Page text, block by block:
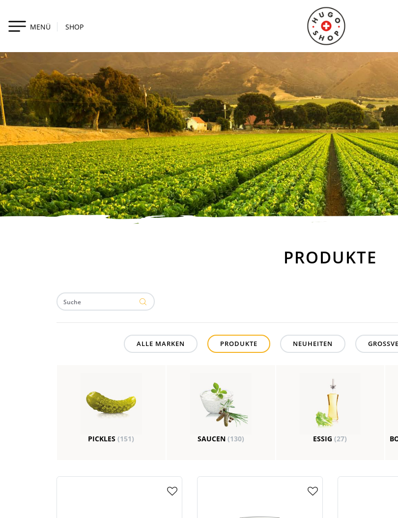
MENÜ SHOP
PRODUKTE
ALLE MARKEN PRODUKTE NEUHEITEN
PICKLES(151) SAUCEN (130) ESSIG(27)